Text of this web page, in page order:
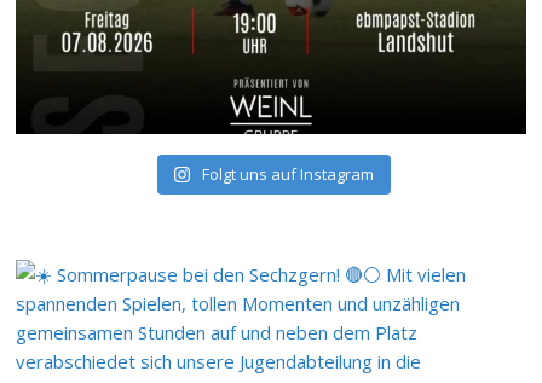
Folgt uns auf Instagram